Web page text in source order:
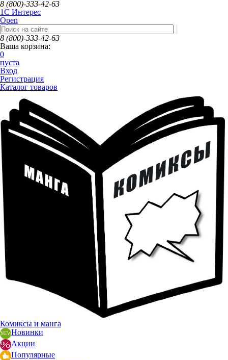
8 (800)-333-42-63
1C Интерес
Open
8 (800)-333-42-63
Ваша корзина:
0
пуста
Вход
Регистрация
Каталог товаров
Комиксы и манга
Новинки
Акции
Популярные